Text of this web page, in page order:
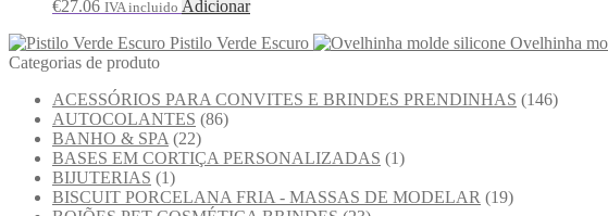
€27.06 IVA incluido Adicionar
Pistilo Verde Escuro
Ovelhinha
Categorias de produto
ACESSÓRIOS PARA CONVITES E BRINDES PRENDINHAS (146)
AUTOCOLANTES (86)
BANHO & SPA (22)
BASES EM CORTIÇA PERSONALIZADAS (1)
BIJUTERIAS (1)
BISCUIT PORCELANA FRIA - MASSAS DE MODELAR (19)